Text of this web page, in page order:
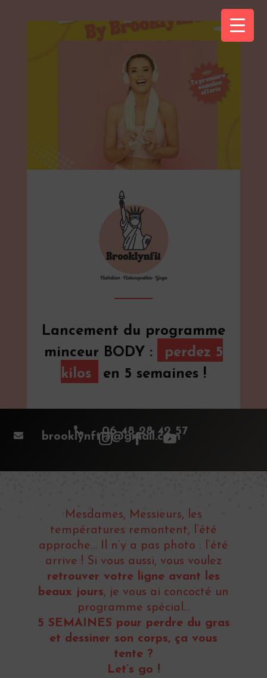
Lancement du programme
minceur BODY :
perdez 5
kilos
en 5 semaines !
 06 48 28 42 57
 brooklynft13@gmail.com
Mesdames, Messieurs, les
températures remontent, l’été
approche… Il n’y a pas photo : l’été
arrive ! Si vous aussi, vous voulez
retrouver votre ligne avant les
beaux jours, je vous ai concocté un
programme spécial…
5 SEMAINES pour perdre du gras
et dessiner son corps, ça vous
tente ?
Let’s go !